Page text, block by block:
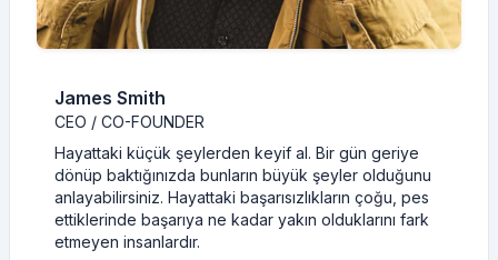
James Smith
CEO / CO-FOUNDER
Hayattaki küçük şeylerden keyif al. Bir gün geriye
dönüp baktığınızda bunların büyük şeyler olduğunu
anlayabilirsiniz. Hayattaki başarısızlıkların çoğu, pes
ettiklerinde başarıya ne kadar yakın olduklarını fark
etmeyen insanlardır.